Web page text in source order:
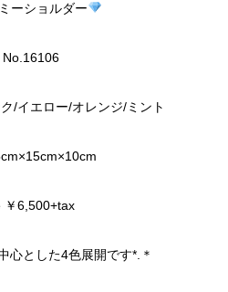
ーショルダー
/イエロー/オレンジ/ミント
￥6,500+tax
心とした4色展開です*.＊